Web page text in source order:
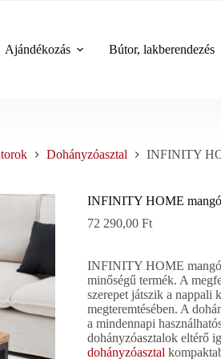
Ajándékozás
Bútor, lakberendezés
Dohányzóasztal INFINITY
INFINITY HOME mangó
72 290,00Ft
INFINITY HOME mangó
minőségű termék. A
szerepet játszik a nappali
megteremtésében. A
a mindennapi
dohányzóasztalok eltérő
dohányzóasztal